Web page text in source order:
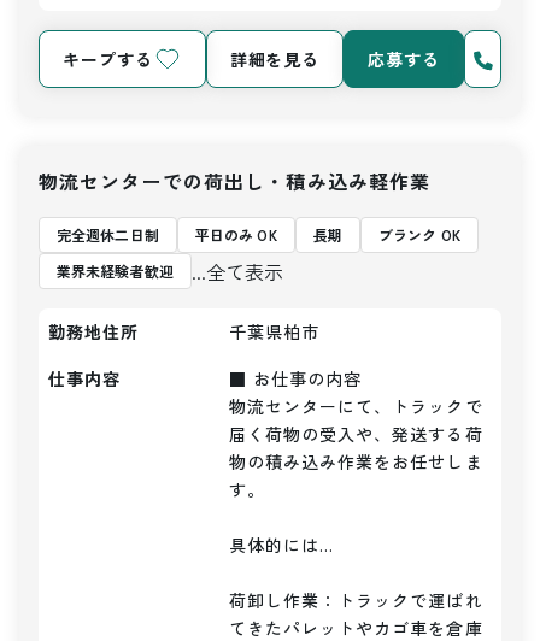
キープする 詳細を見る 応募する
物流センターでの荷出し・積み込み軽作業
完全週休二日制 平日のみ OK 長期
ブランク OK
業界未経験者歓迎
...全て表示
勤務地住所
千葉県柏市
仕事内容
■ お仕事の内容
物流センターにて、トラックで
届く荷物の受入や、発送する荷
物の積み込み作業をお任せしま
す。
具体的には…
荷卸し作業：トラックで運ばれ
てきたパレットやカゴ車を倉庫